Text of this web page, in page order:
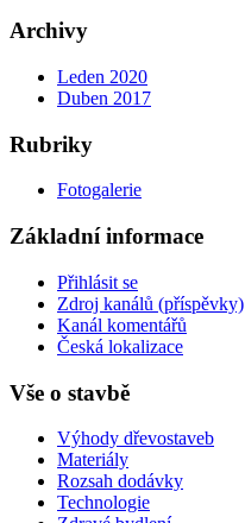
Archivy
Leden 2020
Duben 2017
Rubriky
Fotogalerie
Základní informace
Přihlásit se
Zdroj kanálů (příspěvky)
Kanál komentářů
Česká lokalizace
Vše o stavbě
Výhody dřevostaveb
Materiály
Rozsah dodávky
Technologie